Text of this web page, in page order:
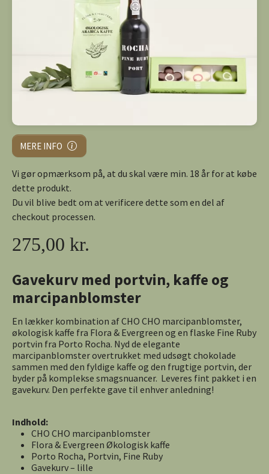
MERE INFO
Gavekurv med portvin, kaffe og
marcipanblomster
En lækker kombination af CHO CHO marcipanblomster,
økologisk kaffe fra Flora & Evergreen og en flaske Fine Ruby
portvin fra Porto Rocha. Nyd de elegante
marcipanblomster overtrukket med udsøgt chokolade
sammen med den fyldige kaffe og den frugtige portvin, der
byder på komplekse smagsnuancer. Leveres fint pakket i en
gavekurv. Den perfekte gave til enhver anledning!
Indhold:
CHO CHO marcipanblomster
Flora & Evergreen Økologisk kaffe
Porto Rocha, Portvin, Fine Ruby
Gavekurv – lille
275,00 kr.
Vi gør opmærksom på, at du skal være min. 18 år for at købe
dette produkt.
Du vil blive bedt om at verificere dette som en del af
checkout processen.